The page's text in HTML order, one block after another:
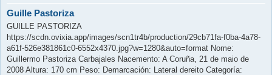
Guille Pastoriza
GUILLE PASTORIZA
https://scdn.ovixia.app/images/scn1tr4b/production/29cb71fa-f0ba-4a78-
a61f-526e381861c0-6552x4370.jpg?w=1280&auto=format Nome:
Guillermo Pastoriza Carbajales Nacemento: A Coruña, 21 de maio de
2008 Altura: 170 cm Peso: Demarcación: Lateral dereito Categoría: